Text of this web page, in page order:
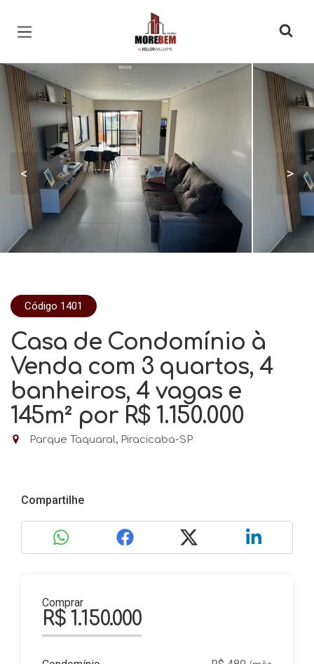
Página inicial
< >
Código 1401
Casa de Condomínio à
Venda com 3 quartos, 4
banheiros, 4 vagas e
145m² por R$ 1.150.000
Parque Taquaral, Piracicaba-SP
Compartilhe
Comprar
R$ 1.150.000